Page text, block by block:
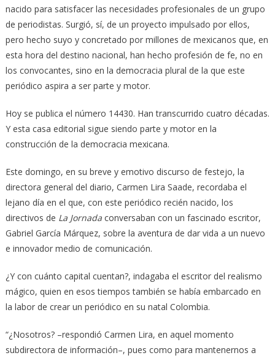
nacido para satisfacer las necesidades profesionales de un grupo
de periodistas. Surgió, sí, de un proyecto impulsado por ellos,
pero hecho suyo y concretado por millones de mexicanos que, en
esta hora del destino nacional, han hecho profesión de fe, no en
los convocantes, sino en la democracia plural de la que este
periódico aspira a ser parte y motor.
Hoy se publica el número 14430. Han transcurrido cuatro décadas.
Y esta casa editorial sigue siendo parte y motor en la
construcción de la democracia mexicana.
Este domingo, en su breve y emotivo discurso de festejo, la
directora general del diario, Carmen Lira Saade, recordaba el
lejano día en el que, con este periódico recién nacido, los
directivos de La Jornadaconversaban con un fascinado escritor,
Gabriel García Márquez, sobre la aventura de dar vida a un nuevo
e innovador medio de comunicación.
¿Y con cuánto capital cuentan?, indagaba el escritor del realismo
mágico, quien en esos tiempos también se había embarcado en
la labor de crear un periódico en su natal Colombia.
“¿Nosotros? –respondió Carmen Lira, en aquel momento
subdirectora de información–, pues como para mantenernos a